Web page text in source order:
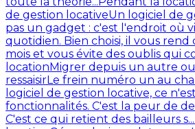
de gestion locativeUn logiciel de
pas un gadget : c'est l'endroit où
quotidien. Bien choisi, il vous
mois et vous évite des oublis qui
locationMigrer depuis un autre
ressaisirLe frein numéro un au
logiciel de gestion locative, ce
fonctionnalités. C'est la peur de
C'est ce qui retient des bailleurs s...